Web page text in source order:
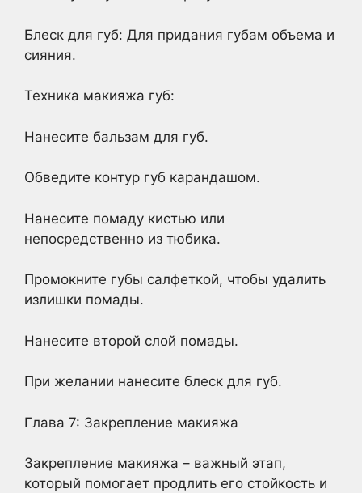
Блеск для губ: Для придания губам объема и
сияния.
Техника макияжа губ:
Нанесите бальзам для губ.
Обведите контур губ карандашом.
Нанесите помаду кистью или
непосредственно из тюбика.
Промокните губы салфеткой, чтобы удалить
излишки помады.
Нанесите второй слой помады.
При желании нанесите блеск для губ.
Глава 7: Закрепление макияжа
Закрепление макияжа – важный этап,
который помогает продлить его стойкость и